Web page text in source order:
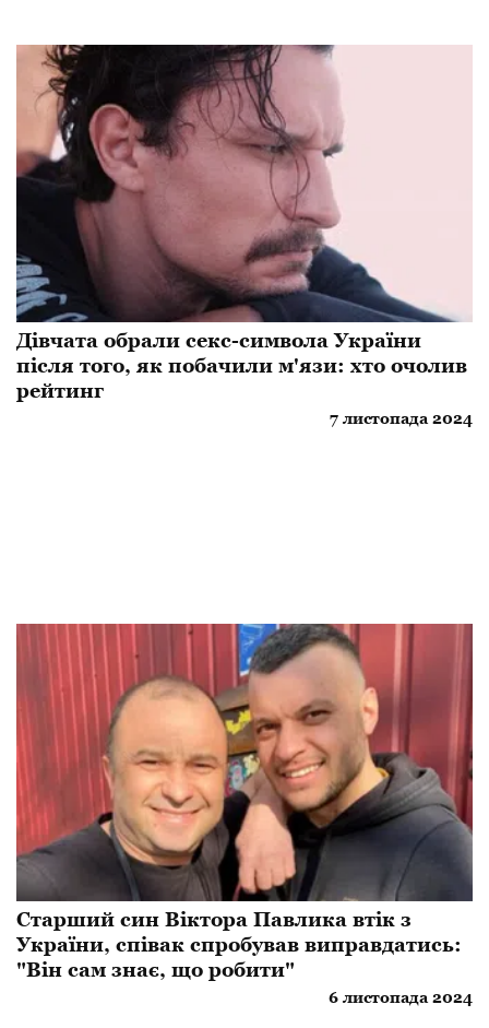
Дівчата обрали секс-символа України
після того, як побачили м'язи: хто очолив
рейтинг
7 листопада 2024
Старший син Віктора Павлика втік з
України, співак спробував виправдатись:
"Він сам знає, що робити"
6 листопада 2024